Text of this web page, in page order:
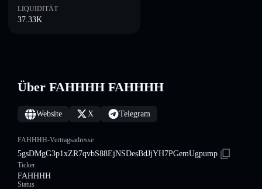
LIQUIDITÄT
37.33K
Über FAHHHH FAHHHH
Website X Telegram
FAHHHH-Vertragsadresse
5gsDMgG3p1xZR7qvbS88EjNSDesBdJjYH7PGemUgpump
Ticker
FAHHHH
Status